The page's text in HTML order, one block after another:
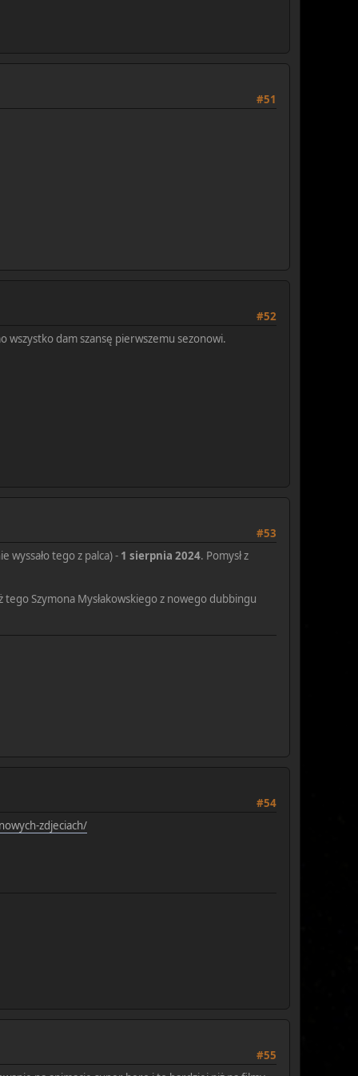
#51
#52
wszystko dam szansę pierwszemu sezonowi.
#53
wyssało tego z palca) - 1 sierpnia 2024. Pomysł z
tego Szymona Mysłakowskiego z nowego dubbingu
#54
zdjeciach/
#55